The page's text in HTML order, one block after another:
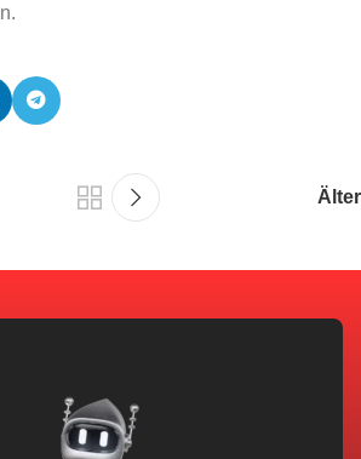
Älter